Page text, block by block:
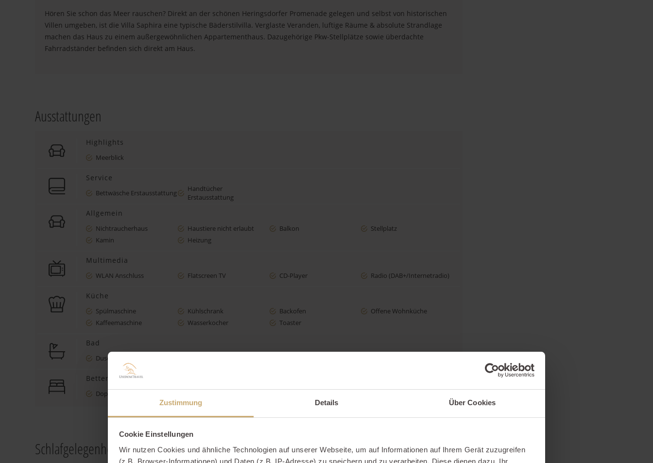
Zustimmung Details Über Cookies
Cookie Einstellungen
Wir nutzen Cookies und ähnliche Technologien auf unserer Webseite, um auf Informationen auf Ihrem Gerät zuzugreifen
(z.B. Browser-Informationen) und Daten (z.B. IP-Adresse) zu speichern und zu verarbeiten. Diese dienen dazu, Ihr
Hören Sie schon das Meer rauschen? Direkt an der schönen Heringsdorfer Promenade gelegen und selbst von historischen
Villen umgeben, ist die Villa Saphira eine typische Bäderstilvilla. Verglaste Veranden, luftige Räume & absolute Strandlage
machen das Haus zu einem außergewöhnlichen Appartementhaus. Dazugehörige Pkw-Stellplätze sowie überdachte
Fahrradständer befinden sich direkt am Haus.
Ausstattungen
Highlights
Meerblick
Service
Bettwäsche Erstausstattung
Handtücher
Erstausstattung
Allgemein
Nichtraucherhaus Haustiere nicht erlaubt Balkon
Stellplatz
Kamin
Heizung
Multimedia
WLAN Anschluss Flatscreen TV CD-Player Radio (DAB+/Internetradio)
Küche
Spülmaschine Kühlschrank Backofen
Offene Wohnküche
Kaffeemaschine
Wasserkocher Toaster
Bad
Dusche/WC
Betten
Doppelbett
Schlafgelegenheiten